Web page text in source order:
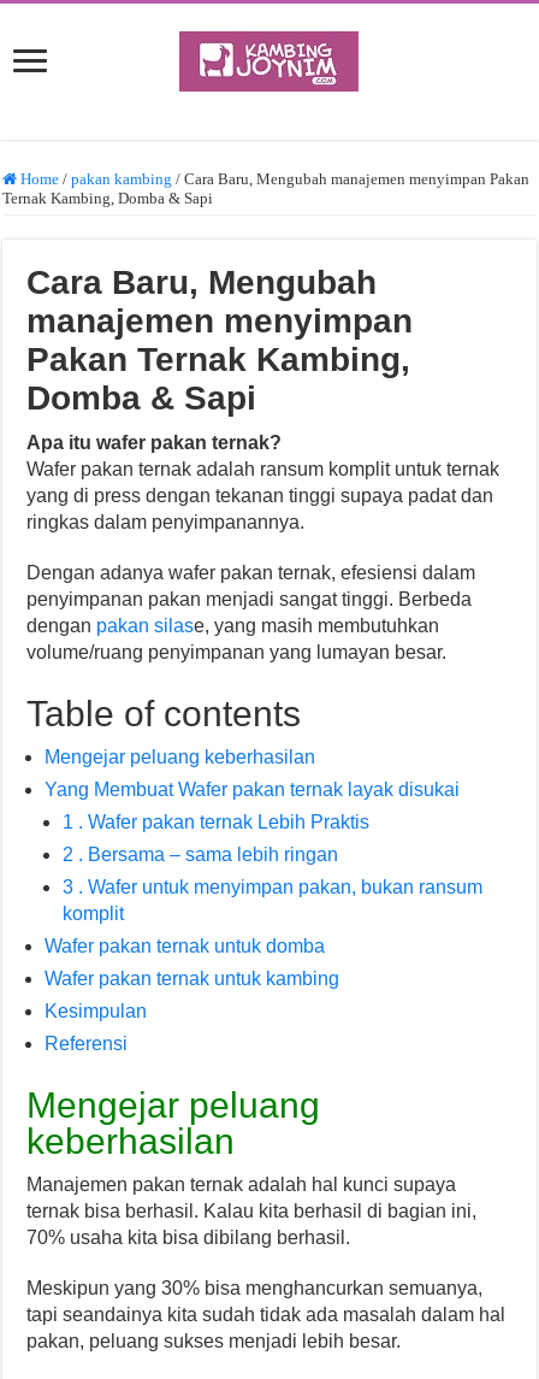
Home / pakan kambing / Cara Baru, Mengubah manajemen menyimpan Pakan
Ternak Kambing, Domba & Sapi
Cara Baru, Mengubah
manajemen menyimpan
Pakan Ternak Kambing,
Domba & Sapi
Apa itu wafer pakan ternak?
Wafer pakan ternak adalah ransum komplit untuk ternak
yang di press dengan tekanan tinggi supaya padat dan
ringkas dalam penyimpanannya.
Dengan adanya wafer pakan ternak, efesiensi dalam
penyimpanan pakan menjadi sangat tinggi. Berbeda
dengan pakan silase, yang masih membutuhkan
volume/ruang penyimpanan yang lumayan besar.
Table of contents
Mengejar peluang keberhasilan
Yang Membuat Wafer pakan ternak layak disukai
1 . Wafer pakan ternak Lebih Praktis
2 . Bersama – sama lebih ringan
3 . Wafer untuk menyimpan pakan, bukan ransum
komplit
Wafer pakan ternak untuk domba
Wafer pakan ternak untuk kambing
Kesimpulan
Referensi
Mengejar peluang
keberhasilan
Manajemen pakan ternak adalah hal kunci supaya
ternak bisa berhasil. Kalau kita berhasil di bagian ini,
70% usaha kita bisa dibilang berhasil.
Meskipun yang 30% bisa menghancurkan semuanya,
tapi seandainya kita sudah tidak ada masalah dalam hal
pakan, peluang sukses menjadi lebih besar.